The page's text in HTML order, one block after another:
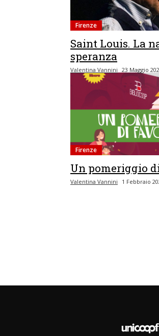
Firenze
Saint Louis. La
speranza
Valentina Vannini 23 Maggio
Firenze
Un pomeriggio
Valentina Vannini 1 Febbraio